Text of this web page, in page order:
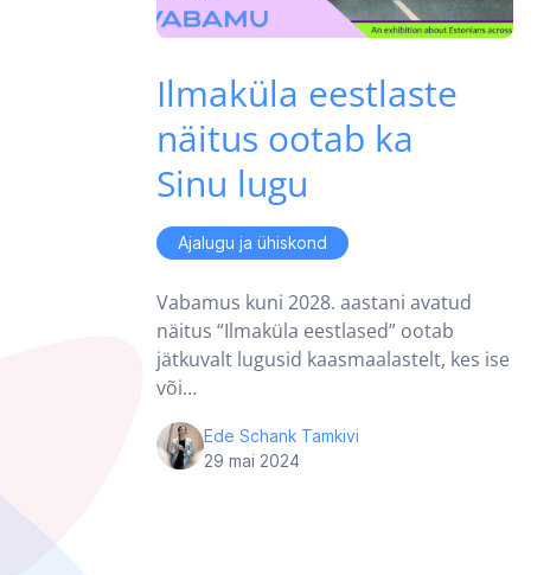
Ilmaküla eestlaste
näitus ootab ka
Sinu lugu
Ajalugu ja ühiskond
Vabamus kuni 2028. aastani avatud
näitus “Ilmaküla eestlased” ootab
jätkuvalt lugusid kaasmaalastelt, kes ise
või…
Ede Schank Tamkivi
29 mai 2024